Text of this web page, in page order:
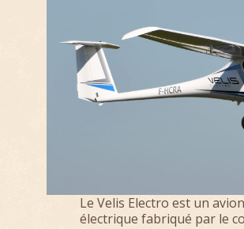
Le Velis Electro est un
électrique fabriqué par le